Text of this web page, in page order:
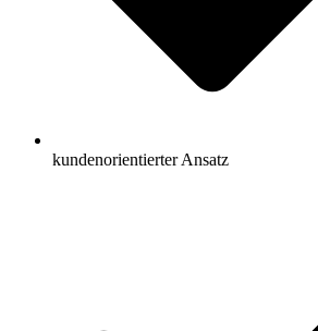
kundenorientierter Ansatz